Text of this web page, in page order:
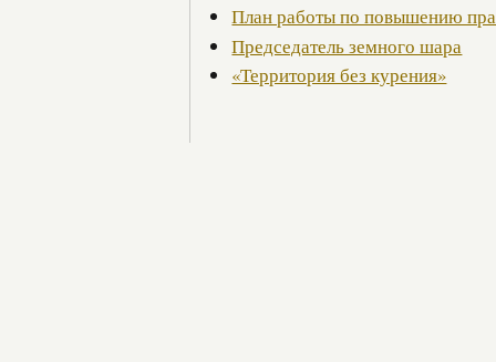
План работы по повышению
Председатель земного шара
«Территория без курения»